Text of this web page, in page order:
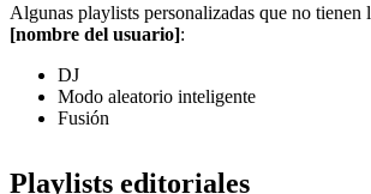
Algunas playlists personalizadas que no tienen
[nombre del usuario]:
DJ
Modo aleatorio inteligente
Fusión
Playlists editoriales